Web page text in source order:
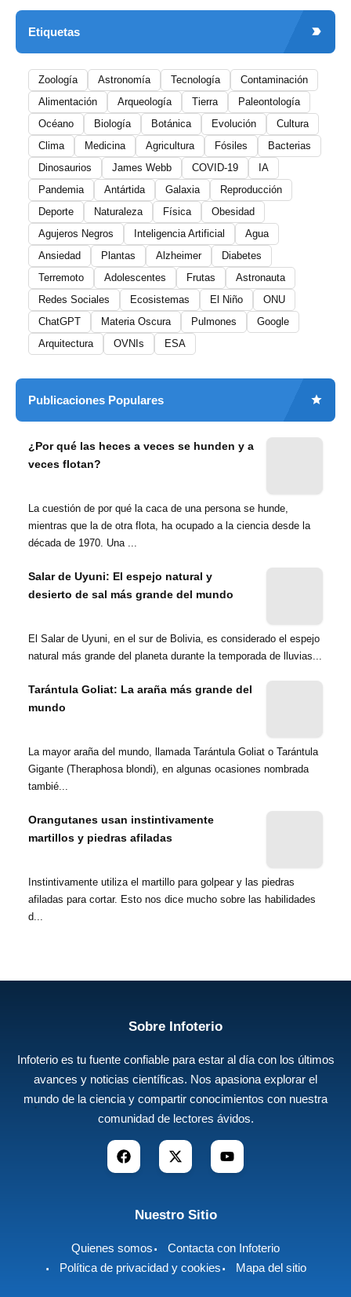
Etiquetas
Zoología Astronomía Tecnología
Contaminación
Alimentación
Arqueología Tierra
Paleontología
Océano
Biología Botánica Evolución
Cultura
Clima
Medicina Agricultura Fósiles
Bacterias
Dinosaurios
James Webb COVID-19
IA
Pandemia
Antártida Galaxia
Reproducción
Deporte
Naturaleza Física
Obesidad
Agujeros Negros
Inteligencia Artificial
Agua
Ansiedad
Plantas Alzheimer
Diabetes
Terremoto
Adolescentes Frutas
Astronauta
Redes Sociales
Ecosistemas El Niño
ONU
ChatGPT
Materia Oscura Pulmones
Google
Arquitectura
OVNIs ESA
Publicaciones Populares
¿Por qué las heces a veces se hunden y a
veces flotan?
La cuestión de por qué la caca de una persona se hunde,
mientras que la de otra flota, ha ocupado a la ciencia desde la
década de 1970. Una ...
Salar de Uyuni: El espejo natural y
desierto de sal más grande del mundo
El Salar de Uyuni, en el sur de Bolivia, es considerado el espejo
natural más grande del planeta durante la temporada de lluvias...
Tarántula Goliat: La araña más grande del
mundo
La mayor araña del mundo, llamada Tarántula Goliat o Tarántula
Gigante (Theraphosa blondi), en algunas ocasiones nombrada
tambié...
Orangutanes usan instintivamente
martillos y piedras afiladas
Instintivamente utiliza el martillo para golpear y las piedras
afiladas para cortar. Esto nos dice mucho sobre las habilidades
d...
Sobre Infoterio
Infoterio es tu fuente confiable para estar al día con los últimos
avances y noticias científicas. Nos apasiona explorar el
mundo de la ciencia y compartir conocimientos con nuestra
comunidad de lectores ávidos.
Nuestro Sitio
Quienes somos
Contacta con Infoterio
Política de privacidad y cookies
Mapa del sitio